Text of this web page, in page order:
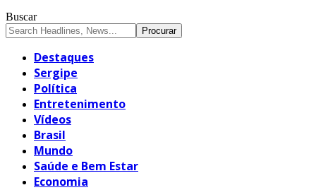
Buscar
Destaques
Sergipe
Política
Entretenimento
Vídeos
Brasil
Mundo
Saúde e Bem Estar
Economia